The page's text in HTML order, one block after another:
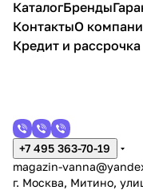
КаталогБренды
КонтактыО
Кредит и рассрочка
+7 495 363-70-19
magazin-
г. Москва, Митино,